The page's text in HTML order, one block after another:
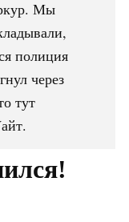
Мы
полиция
через
тут